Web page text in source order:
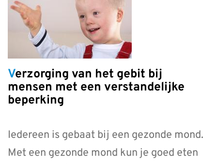
Verzorging van het gebit bij
mensen met een verstandelijke
beperking
Iedereen is gebaat bij een gezonde mond.
Met een gezonde mond kun je goed eten